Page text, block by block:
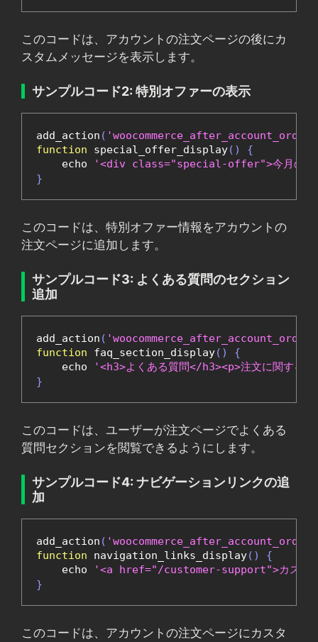
このコードは、アカウントの注文ページの後にカ
スタムメッセージを表示します。
サンプルコード2: 特別オファーの表示
add_action (
function special_offer_display()
{
    echo
'<div class="special-offer">今月の特別
}
このコードは、特別オファー情報をアカウントの
注文ページに追加します。
サンプルコード3: よくある質問のセクション
追加
add_action (
function faq_section_display()
{
    echo
'<h3>よくある質問</h3><p>注文に関する
}
このコードは、ユーザーが注文ページでよくある
質問セクションを閲覧できるようにします。
サンプルコード4: ナビゲーションリンクの追
加
add_action (
function navigation_links_display()
{
    echo
'<a href="/customer-support">カスタ
}
このコードは、アカウントの注文ページにカスタ